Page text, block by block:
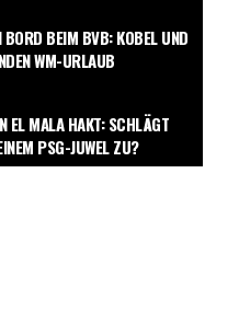
BORD BEIM BVB: KOBEL UND
WM-URLAUB
EL MALA HAKT: SCHLÄGT
PSG-JUWEL ZU?